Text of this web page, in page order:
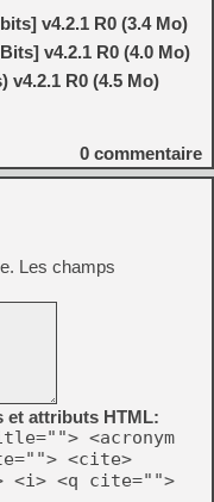
v4.2.1 R0 (3.4 Mo)
v4.2.1 R0 (4.0 Mo)
v4.2.1 R0 (4.5 Mo)
0 commentaire
Les champs
et attributs HTML:
<acronym
<cite>
<i> <q cite="">